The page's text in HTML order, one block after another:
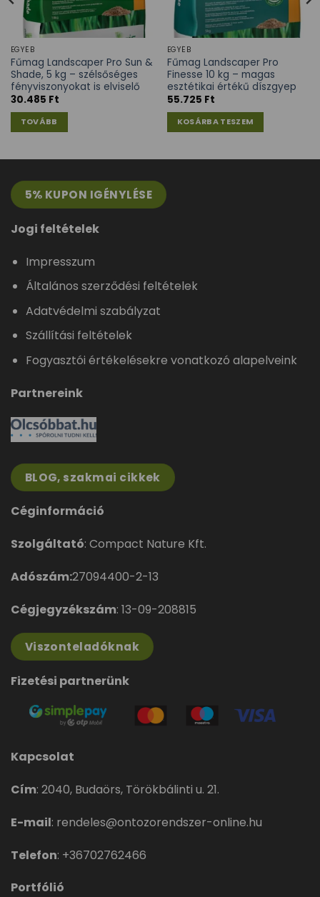
EGYÉB
Fűmag Landscaper Pro Sun &
Shade, 5 kg – szélsőséges
fényviszonyokat is elviselő
30.485 Ft
TOVÁBB
EGYÉB
Fűmag Landscaper Pro
Finesse 10 kg – magas
esztétikai értékű díszgyep
55.725 Ft
KOSÁRBA TESZEM
5% KUPON IGÉNYLÉSE
Jogi feltételek
Impresszum
Általános szerződési feltételek
Adatvédelmi szabályzat
Szállítási feltételek
Fogyasztói értékelésekre vonatkozó alapelveink
Partnereink
BLOG, szakmai cikkek
Céginformáció
Szolgáltató: Compact Nature Kft.
Adószám:27094400-2-13
Cégjegyzékszám: 13-09-208815
Viszonteladóknak
Fizetési partnerünk
Kapcsolat
Cím: 2040, Budaörs, Törökbálinti u. 21.
E-mail: rendeles@ontozorendszer-online.hu
Telefon: +36702762466
Portfólió